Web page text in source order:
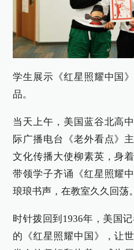
学生展示《红星照耀中国
品。
当天上午，美国蓝谷北高
际广播电台《老外看点》
文化传播大使柳素英，身
带领学子齐诵《红星照耀
琅琅书声，在教室久久回荡。
时针拨回到1936年，美国
的《红星照耀中国》，让